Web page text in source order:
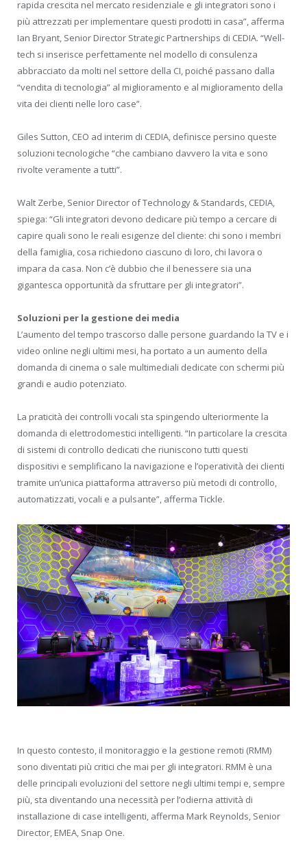
rapida crescita nel mercato residenziale e gli integratori sono i
più attrezzati per implementare questi prodotti in casa”, afferma
Ian Bryant, Senior Director Strategic Partnerships di CEDIA. “Well-
tech si inserisce perfettamente nel modello di consulenza
abbracciato da molti nel settore della CI, poiché passano dalla
“vendita di tecnologia” al miglioramento e al miglioramento della
vita dei clienti nelle loro case”.
Giles Sutton, CEO ad interim di CEDIA, definisce persino queste
soluzioni tecnologiche “che cambiano davvero la vita e sono
rivolte veramente a tutti”.
Walt Zerbe, Senior Director of Technology & Standards, CEDIA,
spiega: “Gli integratori devono dedicare più tempo a cercare di
capire quali sono le reali esigenze del cliente: chi sono i membri
della famiglia, cosa richiedono ciascuno di loro, chi lavora o
impara da casa. Non c’è dubbio che il benessere sia una
gigantesca opportunità da sfruttare per gli integratori”.
Soluzioni per la gestione dei media
L’aumento del tempo trascorso dalle persone guardando la TV e i
video online negli ultimi mesi, ha portato a un aumento della
domanda di cinema o sale multimediali dedicate con schermi più
grandi e audio potenziato.
La praticità dei controlli vocali sta spingendo ulteriormente la
domanda di elettrodomestici intelligenti. “In particolare la crescita
di sistemi di controllo dedicati che riuniscono tutti questi
dispositivi e semplificano la navigazione e l’operatività dei clienti
tramite un’unica piattaforma attraverso più metodi di controllo,
automatizzati, vocali e a pulsante”, afferma Tickle.
In questo contesto, il monitoraggio e la gestione remoti (RMM)
sono diventati più critici che mai per gli integratori. RMM è una
delle principali evoluzioni del settore negli ultimi tempi e, sempre
più, sta diventando una necessità per l’odierna attività di
installazione di case intelligenti, afferma Mark Reynolds, Senior
Director, EMEA, Snap One.